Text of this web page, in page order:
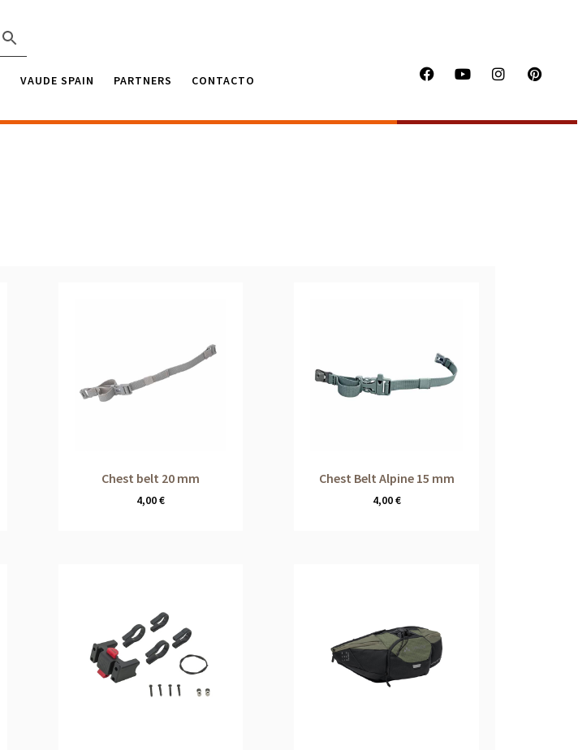
VAUDE SPAIN PARTNERS CONTACTO
Chest belt 20 mm
4,00€
Chest Belt Alpine 15 mm
4,00€